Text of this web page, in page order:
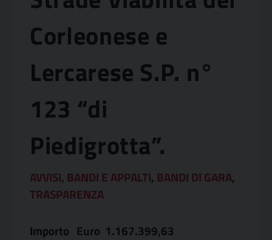
Corleonese e
Lercarese S.P. n°
123 “di
Piedigrotta”.
AVVISI, BANDI E APPALTI, BANDI DI GARA,
TRASPARENZA
Importo Euro 1.167.399,63